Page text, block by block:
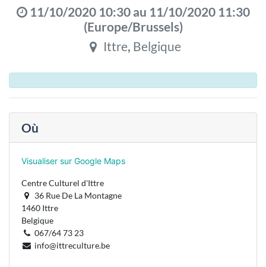
11/10/2020 10:30au 11/10/2020 11:30
(Europe/Brussels)
Ittre, Belgique
Où
Visualiser sur Google Maps
Centre Culturel d'Ittre
36 Rue De La Montagne
1460 Ittre
Belgique
067/64 73 23
info@ittreculture.be